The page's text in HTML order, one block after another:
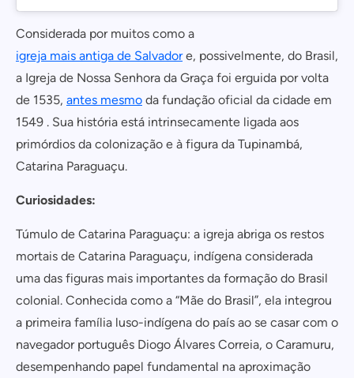
Considerada por muitos como a
igreja mais antiga de Salvadore, possivelmente, do Brasil,
a Igreja de Nossa Senhora da Graça foi erguida por volta
de 1535, antes mesmo da fundação oficial da cidade em
1549 . Sua história está intrinsecamente ligada aos
primórdios da colonização e à figura da Tupinambá,
Catarina Paraguaçu.
Curiosidades:
Túmulo de Catarina Paraguaçu: a igreja abriga os restos
mortais de Catarina Paraguaçu, indígena considerada
uma das figuras mais importantes da formação do Brasil
colonial. Conhecida como a “Mãe do Brasil”, ela integrou
a primeira família luso-indígena do país ao se casar com o
navegador português Diogo Álvares Correia, o Caramuru,
desempenhando papel fundamental na aproximação